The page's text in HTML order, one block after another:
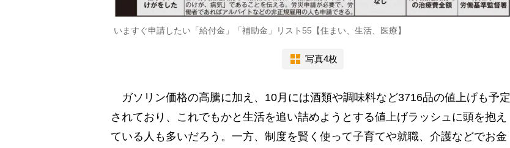
いますぐ申請したい「給付金」「補助金」リスト55【住まい、生活、医療】
写真4枚
ガソリン価格の高騰に加え、10月には酒類や調味料など3716品の値上げも予定
されており、これでもかと生活を追い詰めようとする値上げラッシュに頭を抱え
ている人も多いだろう。一方、制度を賢く使って子育てや就職、介護などでお金